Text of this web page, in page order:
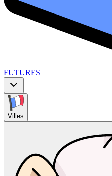
FUTURES
Villes